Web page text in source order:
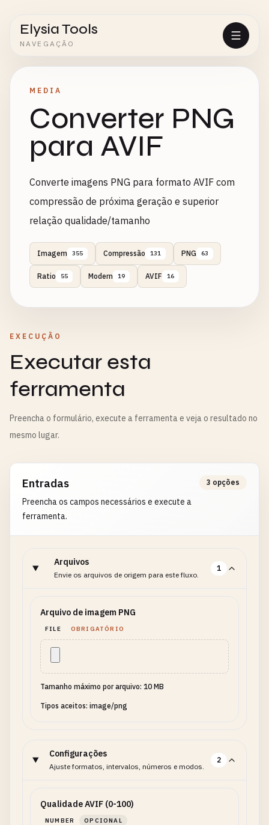
Elysia Tools
NAVEGAÇÃO
MEDIA
Converter PNG
para AVIF
Converte imagens PNG para formato AVIF com
compressão de próxima geração e superior
relação qualidade/tamanho
Imagem 355 Compressão 131 PNG 63
Ratio 55 Modern 19 AVIF 16
EXECUÇÃO
Executar esta
ferramenta
Preencha o formulário, execute a ferramenta e veja o resultado no
mesmo lugar.
Entradas
Preencha os campos necessários e execute a
ferramenta.
3 opções
Arquivos
Envie os arquivos de origem para este fluxo.
1
Arquivo de imagem PNG
FILE OBRIGATÓRIO
Tamanho máximo por arquivo: 10 MB
Tipos aceitos: image/png
Configurações
Ajuste formatos, intervalos, números e modos.
2
Qualidade AVIF (0-100)
NUMBER OPCIONAL